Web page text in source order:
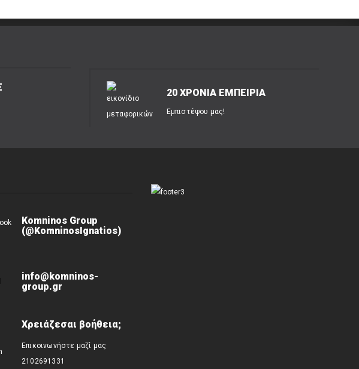
20 ΧΡΟΝΙΑ ΕΜΠΕΙΡΙΑ
Εμπιστέψου μας!
Komninos Group
(@KomninosIgnatios)
info@komninos-
group.gr
Χρειάζεσαι βοήθεια;
Επικοινωνήστε μαζί μας
2102691331